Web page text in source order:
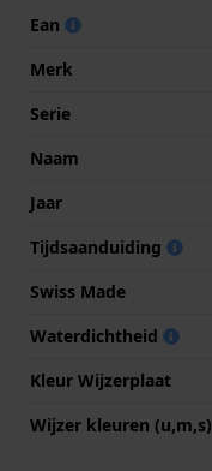
Ean
Merk
Serie
Naam
Jaar
Tijdsaanduiding
Swiss Made
Waterdichtheid
Kleur Wijzerplaat
Wijzer kleuren (u,m,s)